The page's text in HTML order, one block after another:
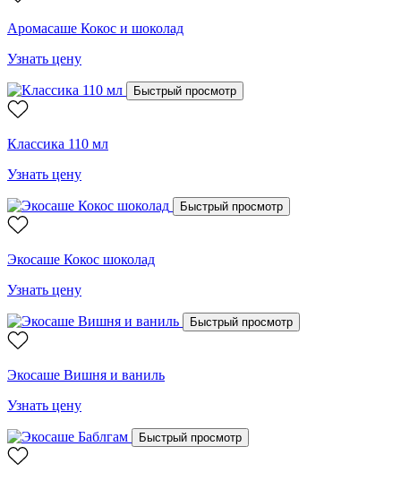
Аромасаше Кокос и шоколад
Узнать цену
Быстрый просмотр
Классика 110 мл
Узнать цену
Быстрый просмотр
Экосаше Кокос шоколад
Узнать цену
Быстрый просмотр
Экосаше Вишня и ваниль
Узнать цену
Быстрый просмотр